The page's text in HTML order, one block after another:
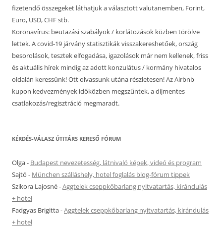
fizetendő összegeket láthatjuk a választott valutanemben, Forint,
Euro, USD, CHF stb.
Koronavírus: beutazási szabályok / korlátozások közben törölve
lettek. A covid-19 járvány statisztikák visszakereshetőek, ország
besorolások, tesztek elfogadása, igazolások már nem kellenek, friss
és aktuális hírek mindig az adott konzulátus / kormány hivatalos
oldalán keressünk! Ott olvassunk utána részletesen! Az Airbnb
kupon kedvezmények időközben megszűntek, a díjmentes
csatlakozás/regisztráció megmaradt.
KÉRDÉS-VÁLASZ ÚTITÁRS KERESŐ FÓRUM
Olga- Budapest nevezetesség, látnivaló képek, videó és program
Sajtó - München szálláshely, hotel foglalás blog-fórum tippek
Szikora Lajosné-Aggtelek cseppkőbarlang nyitvatartás, kirándulás
+ hotel
Fadgyas Brigitta-Aggtelek cseppkőbarlang nyitvatartás, kirándulás
+ hotel